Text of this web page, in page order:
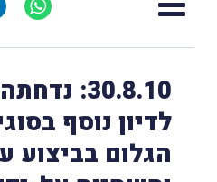
30.8.10:
לדיון נוסף
הגלום בביצוע